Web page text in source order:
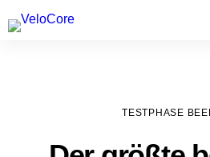
Agenturen & Webdesigner
TESTPHASE